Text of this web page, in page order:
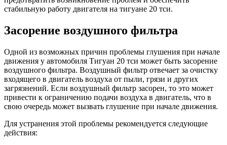
стабильную работу двигателя на тигуане 20 тси.
Засорение воздушного фильтра
Одной из возможных причин проблемы глушения при начале
движения у автомобиля Тигуан 20 тси может быть засорение
воздушного фильтра. Воздушный фильтр отвечает за очистку
входящего в двигатель воздуха от пыли, грязи и других
загрязнений. Если воздушный фильтр засорен, то это может
привести к ограничению подачи воздуха в двигатель, что в
свою очередь может вызвать глушение при начале движения.
Для устранения этой проблемы рекомендуется следующие
действия: